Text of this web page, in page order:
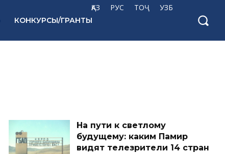
ҚАЗ РУС ТОҶ УЗБ
КОНКУРСЫ/ГРАНТЫ
На пути к светлому
будущему: каким Памир
видят телезрители 14 стран